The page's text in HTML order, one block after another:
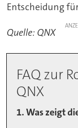
Entscheidung
Quelle: QNX
FAQ zur
QNX
1. Was zeigt